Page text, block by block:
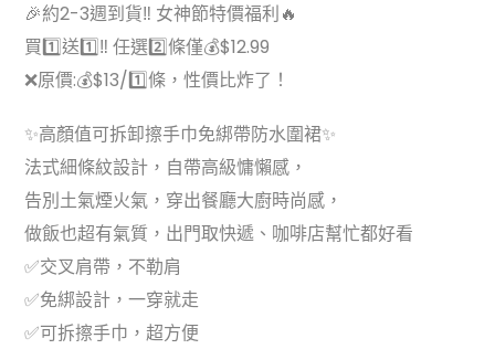
was:
$26.00.
is:
$12.99.
🎉約2-3週到貨‼ 女神節特價福利🔥
買1️⃣送1️⃣‼ 任選2️⃣條僅💰$12.99
❌原價:💰$13/1️⃣條，性價比炸了！
✨高顏值可拆卸擦手巾免綁帶防水圍裙✨
法式細條紋設計，自帶高級慵懶感，
告別土氣煙火氣，穿出餐廳大廚時尚感，
做飯也超有氣質，出門取快遞、咖啡店幫忙都好看
✅交叉肩帶，不勒肩
✅免綁設計，一穿就走
✅可拆擦手巾，超方便